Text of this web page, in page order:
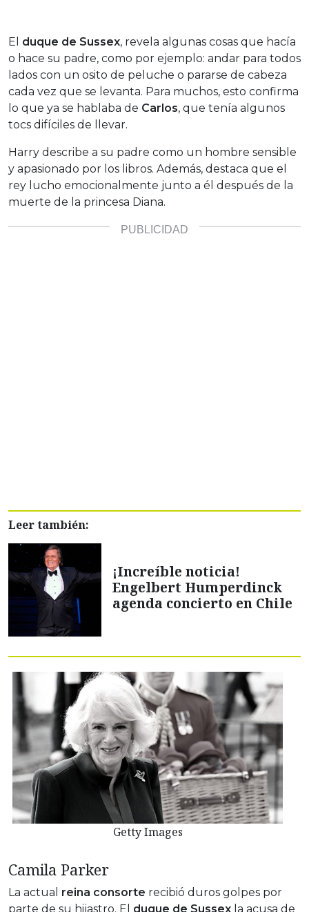
El duque de Sussex, revela algunas cosas que hacía
o hace su padre, como por ejemplo: andar para todos
lados con un osito de peluche o pararse de cabeza
cada vez que se levanta. Para muchos, esto confirma
lo que ya se hablaba de Carlos, que tenía algunos
tocs difíciles de llevar.
Harry describe a su padre como un hombre sensible
y apasionado por los libros. Además, destaca que el
rey lucho emocionalmente junto a él después de la
muerte de la princesa Diana.
Leer también:
¡Increíble noticia!
Engelbert Humperdinck
agenda concierto en Chile
Getty Images
Camila Parker
La actual reina consorte recibió duros golpes por
parte de su hijastro. El duque de Sussex la acusa de